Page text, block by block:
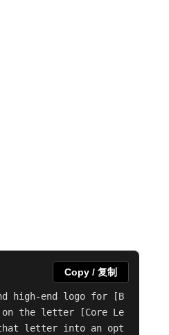
high-end logo for [B
on the letter [Core Le
letter into an opt
Copy / 复制